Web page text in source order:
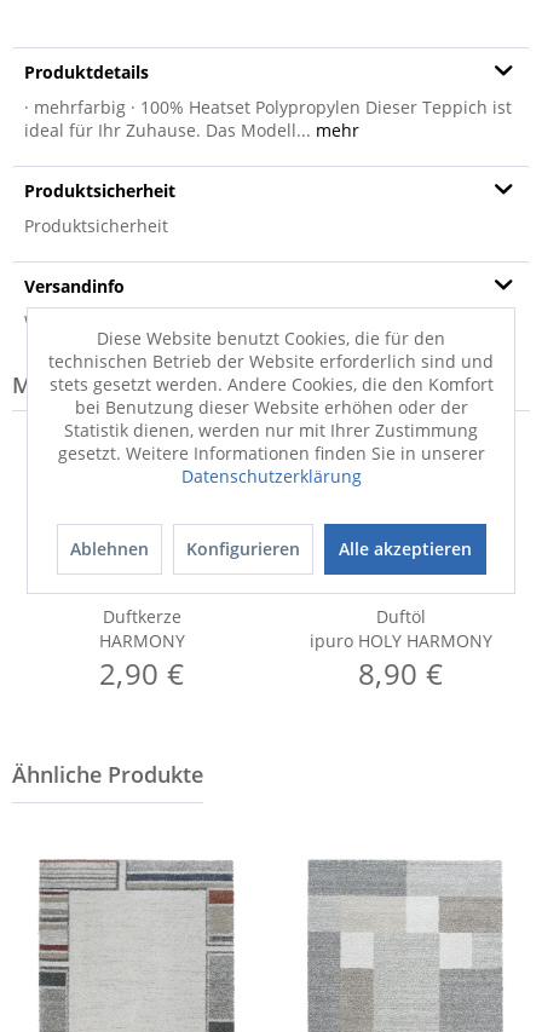
Produktdetails
· mehrfarbig · 100% Heatset Polypropylen Dieser Teppich ist
ideal für Ihr Zuhause. Das Modell... mehr
Produktsicherheit
Produktsicherheit
Versandinfo
Weitere Informationen zum Versand...
Modell-Familie: HARMONY
Duftkerze
HARMONY
2,90 €
Duftöl
ipuro HOLY HARMONY
8,90 €
Diese Website benutzt Cookies, die für den
technischen Betrieb der Website erforderlich sind und
stets gesetzt werden. Andere Cookies, die den Komfort
bei Benutzung dieser Website erhöhen oder der
Statistik dienen, werden nur mit Ihrer Zustimmung
gesetzt. Weitere Informationen finden Sie in unserer
Datenschutzerklärung
Ablehnen Konfigurieren Alle akzeptieren